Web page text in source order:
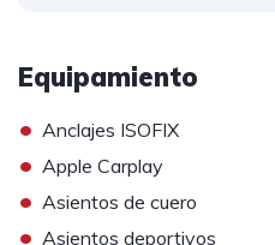
Equipamiento
• Anclajes ISOFIX
• Apple Carplay
• Asientos de cuero
• Asientos deportivos